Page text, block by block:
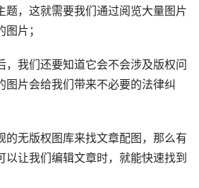
题，这就需要我们通过阅览大量图片
片；
，我们还要知道它会不会涉及版权问
图片会给我们带来不必要的法律纠
的无版权图库来找文章配图，那么有
以让我们编辑文章时，就能快速找到